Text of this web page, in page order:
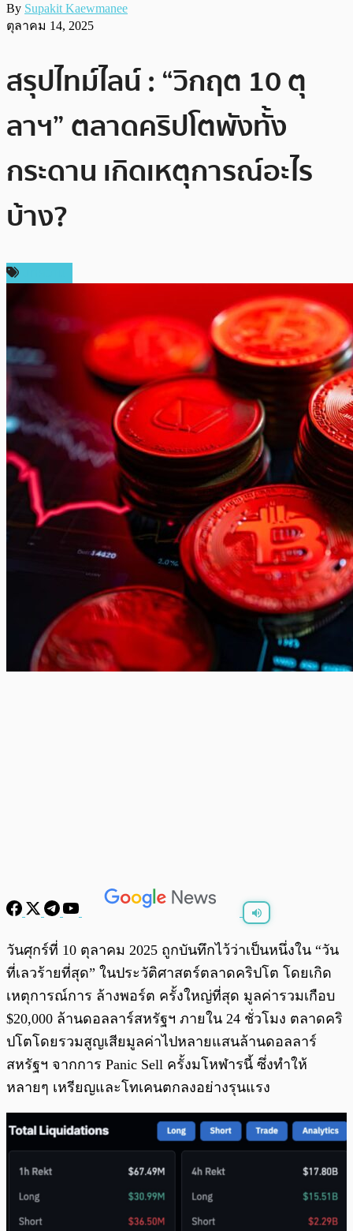
By Supakit Kaewmanee
ตุลาคม 14, 2025
สรุปไทม์ไลน์ : “วิกฤต 10 ตุ
ลาฯ” ตลาดคริปโตพังทั้ง
กระดาน เกิดเหตุการณ์อะไร
บ้าง?
พร้อมเล่น 0:00/0:00
วันศุกร์ที่ 10 ตุลาคม 2025 ถูกบันทึกไว้ว่าเป็นหนึ่งใน “วัน
ที่เลวร้ายที่สุด” ในประวัติศาสตร์ตลาดคริปโต โดยเกิด
เหตุการณ์การ ล้างพอร์ต ครั้งใหญ่ที่สุด มูลค่ารวมเกือบ
$20,000 ล้านดอลลาร์สหรัฐฯ ภายใน 24 ชั่วโมง ตลาดคริ
ปโตโดยรวมสูญเสียมูลค่าไปหลายแสนล้านดอลลาร์
สหรัฐฯ จากการ Panic Sell ครั้งมโหฬารนี้ ซึ่งทำให้
หลายๆ เหรียญและโทเคนตกลงอย่างรุนแรง